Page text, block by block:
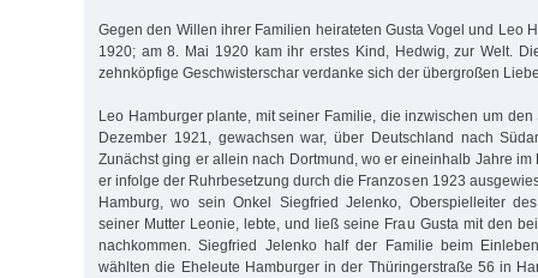
Gegen den Willen ihrer Familien heirateten Gusta Vogel und Leo
1920; am 8. Mai 1920 kam ihr erstes Kind, Hedwig, zur Welt.
zehnköpfige Geschwisterschar verdanke sich der übergroßen
Leo Hamburger plante, mit seiner Familie, die inzwischen um
Dezember 1921, gewachsen war, über Deutschland nach
Zunächst ging er allein nach Dortmund, wo er eineinhalb Jahre im
er infolge der Ruhrbesetzung durch die Franzosen 1923
Hamburg, wo sein Onkel Siegfried Jelenko, Oberspielleiter
seiner Mutter Leonie, lebte, und ließ seine Frau Gusta mit den
nachkommen. Siegfried Jelenko half der Familie beim
wählten die Eheleute Hamburger in der Thüringerstraße 56 in